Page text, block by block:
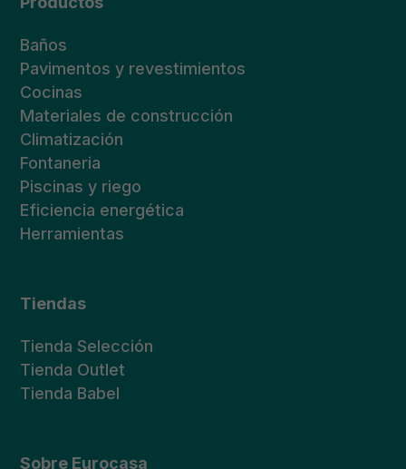
Baños
Pavimentos y revestimientos
Cocinas
Materiales de construcción
Climatización
Fontaneria
Piscinas y riego
Eficiencia energética
Herramientas
Tiendas
Tienda Selección
Tienda Outlet
Tienda Babel
Sobre Eurocasa